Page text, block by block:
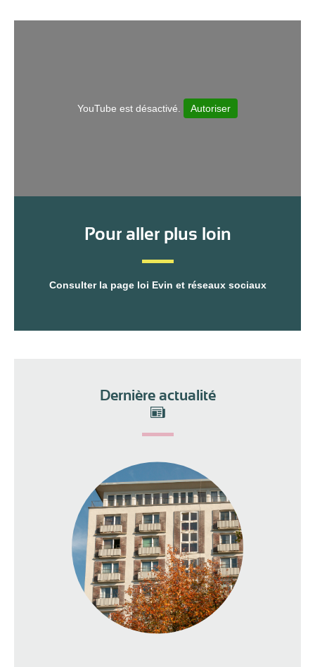
YouTube est désactivé. Autoriser
Pour aller plus loin
Consulter la page loi Evin et réseaux sociaux
Dernière actualité